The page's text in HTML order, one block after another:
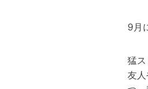
9月
猛
友